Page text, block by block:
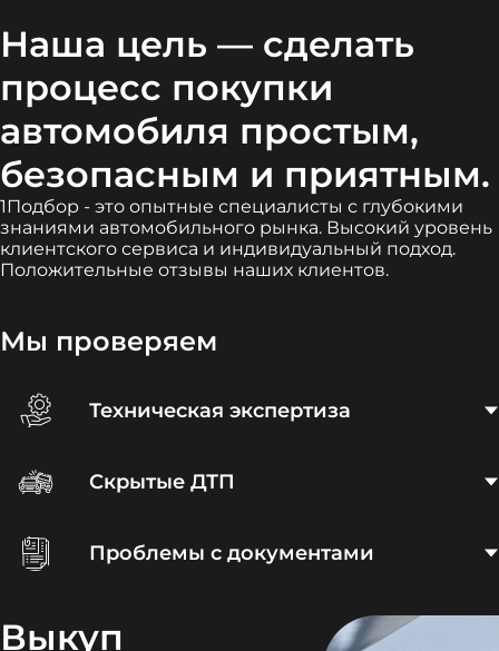
Наша цель — сделать
процесс покупки
автомобиля простым,
безопасным и приятным.
1Подбор - это опытные специалисты с глубокими
знаниями автомобильного рынка. Высокий уровень
клиентского сервиса и индивидуальный подход.
Положительные отзывы наших клиентов.
Мы проверяем
Техническая экспертиза
Скрытые ДТП
Проблемы с документами
Выкуп